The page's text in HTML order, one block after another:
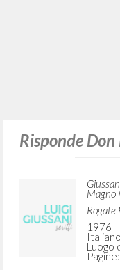
Risponde
Magno
Rogate
1976
Italiano
Luogo